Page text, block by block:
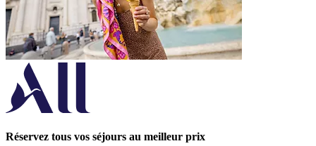
Réservez tous vos séjours au meilleur prix